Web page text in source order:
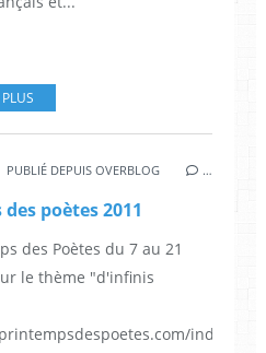
PUBLIÉ DEPUIS OVERBLOG …
poètes 2011
des Poètes du 7 au 21
le thème "d'infinis
index.php?